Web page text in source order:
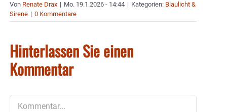
Von Renate Drax | Mo. 19.1.2026 - 14:44 | Kategorien: Blaulicht &
Sirene | 0 Kommentare
Hinterlassen Sie einen
Kommentar